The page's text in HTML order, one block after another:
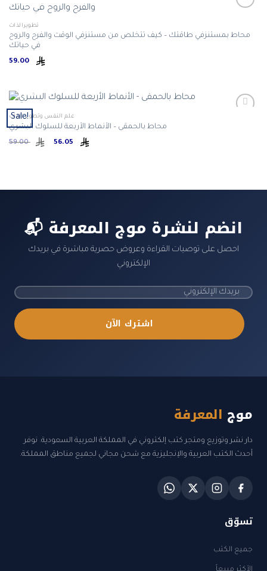
تطويرالذات
محاط بمستنزفي طاقتك – كيف تتخلص من مستنزفي الوقت والفرح والروح
في حياتك
59.00
Sale!
علم النفس وتطوير الذات
محاط بالحمقى – الأنماط الأربعة للسلوك البشري
59.00
Original
price
📬 انضم لنشرة موج المعرفة
احصل على توصيات القراءة وعروض حصرية مباشرة في بريدك
الإلكتروني
اشترك الآن
موج المعرفة
دار نشر وتوزيع ومتجر كتب إلكتروني في المملكة العربية السعودية. نوفر
أحدث الكتب العربية والإنجليزية مع شحن مجاني لجميع مناطق المملكة.
تسوّق
جميع الكتب